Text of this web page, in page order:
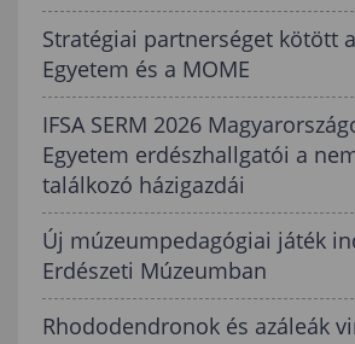
Stratégiai partnerséget kötött
Egyetem és a MOME
IFSA SERM 2026
Egyetem erdészhallgatói a
találkozó házigazdái
Új múzeumpedagógiai játék
Erdészeti Múzeumban
Rhododendronok és azáleák